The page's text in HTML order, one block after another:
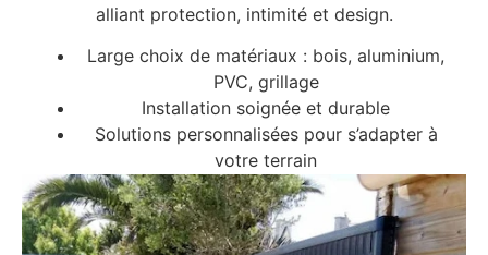
alliant protection, intimité et design.
Large choix de matériaux : bois, aluminium,
PVC, grillage
Installation soignée et durable
Solutions personnalisées pour s’adapter à
votre terrain